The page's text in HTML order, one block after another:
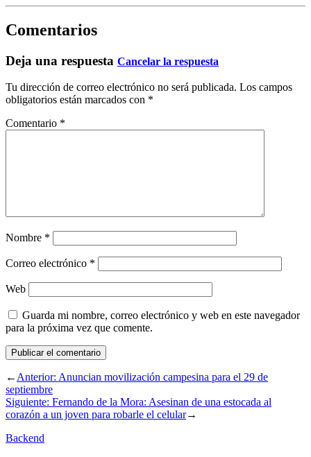
Comentarios
Deja una respuesta Cancelar la respuesta
Tu dirección de correo electrónico no será publicada. Los campos
obligatorios están marcados con *
Comentario *
Nombre *
Correo electrónico *
Web
Guarda mi nombre, correo electrónico y web en este navegador
para la próxima vez que comente.
←Anterior: Anuncian movilización campesina para el 29 de
septiembre
Siguiente: Fernando de la Mora: Asesinan de una estocada al
corazón a un joven para robarle el celular→
Backend